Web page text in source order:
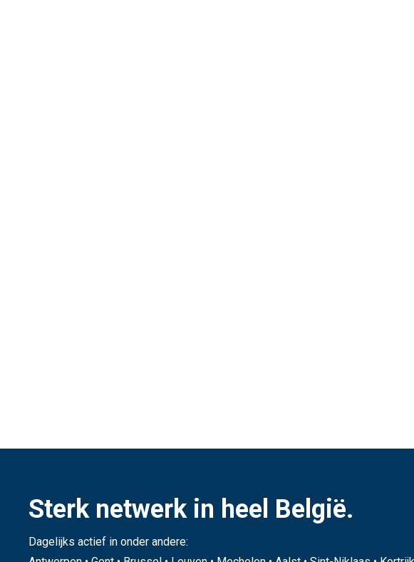
Sterk netwerk in heel België.
Dagelijks actief in onder andere: